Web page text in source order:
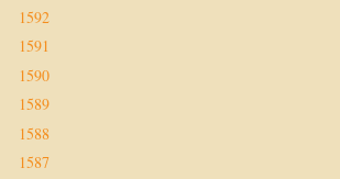
1592
1591
1590
1589
1588
1587